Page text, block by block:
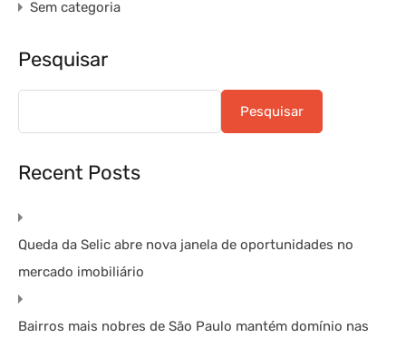
Sem categoria
Pesquisar
Pesquisar
Recent Posts
Queda da Selic abre nova janela de oportunidades no
mercado imobiliário
Bairros mais nobres de São Paulo mantém domínio nas